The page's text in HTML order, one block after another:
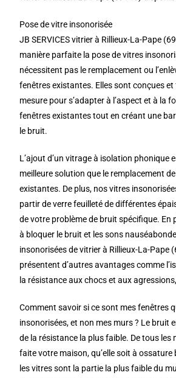
Pose de vitre insonorisée
JB SERVICES vitrier à Rillieux-La-Pape
manière parfaite la pose de vitres
nécessitent pas le remplacement ou
fenêtres existantes. Elles sont conçues
mesure pour s’adapter à l’aspect et à la
fenêtres existantes tout en créant une
le bruit.
L’ajout d’un vitrage à isolation phonique
meilleure solution que le remplacement
existantes. De plus, nos vitres
partir de verre feuilleté de différentes
de votre problème de bruit spécifique. En
à bloquer le bruit et les sons
insonorisées de vitrier à Rillieux-La-Pape
présentent d’autres avantages comme
la résistance aux chocs et aux
Comment savoir si ce sont mes fenêtres
insonorisées, et non mes murs ? Le bruit
de la résistance la plus faible. De tous les
faite votre maison, qu’elle soit à ossature
les vitres sont la partie la plus faible du